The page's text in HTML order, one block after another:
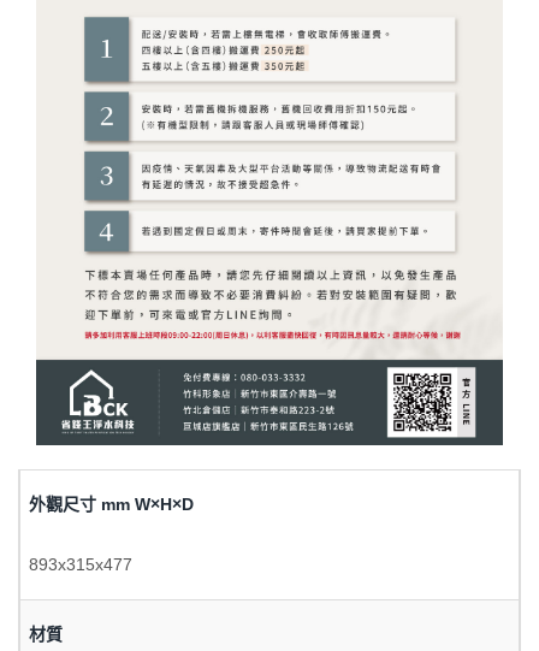
外觀尺寸 mm W×H×D
893x315x477
材質